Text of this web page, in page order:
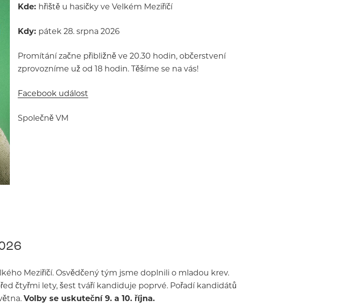
Kde: hřiště u hasičky ve Velkém Meziříčí
Kdy: pátek 28. srpna 2026
Promítání začne přibližně ve 20.30 hodin, občerstvení
zprovozníme už od 18 hodin. Těšíme se na vás!
Facebook událost
Společně VM
Meziříčí. Osvědčený tým jsme doplnili o mladou krev.
čtyřmi lety, šest tváří kandiduje poprvé. Pořadí kandidátů
Volby se uskuteční 9. a 10. října.